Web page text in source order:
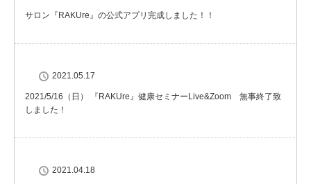
サロン『RAKUre』の公式アプリ完成しました！！
2021.05.17
2021/5/16（日） 『RAKUre』健康セミナーLive&Zoom 無事終了致
しました！
2021.04.18